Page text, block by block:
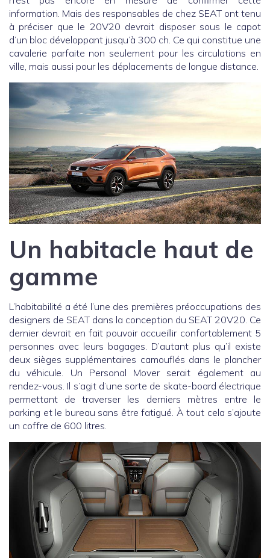
information. Mais des responsables de chez SEAT ont tenu
à préciser que le 20V20 devrait disposer sous le capot
d’un bloc développant jusqu’à 300 ch. Ce qui constitue une
cavalerie parfaite non seulement pour les circulations en
ville, mais aussi pour les déplacements de longue distance.
Un habitacle haut de
gamme
L’habitabilité a été l’une des premières préoccupations des
designers de SEAT dans la conception du SEAT 20V20. Ce
dernier devrait en fait pouvoir accueillir confortablement 5
personnes avec leurs bagages. D’autant plus qu’il existe
deux sièges supplémentaires camouflés dans le plancher
du véhicule. Un Personal Mover serait également au
rendez-vous. Il s’agit d’une sorte de skate-board électrique
permettant de traverser les derniers mètres entre le
parking et le bureau sans être fatigué. À tout cela s’ajoute
un coffre de 600 litres.